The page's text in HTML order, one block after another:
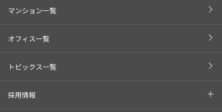
マンション一覧
オフィス一覧
トピックス一覧
採用情報